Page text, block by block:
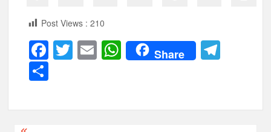
Post Views : 210
F
e
T
er
E W
h
s
Share
gr
ar